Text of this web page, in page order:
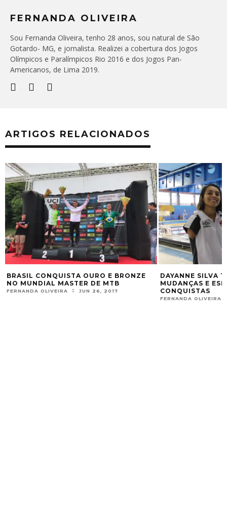
FERNANDA OLIVEIRA
Sou Fernanda Oliveira, tenho 28 anos, sou natural de São
Gotardo- MG, e jornalista. Realizei a cobertura dos Jogos
Olímpicos e Paralímpicos Rio 2016 e dos Jogos Pan-
Americanos, de Lima 2019.
ARTIGOS RELACIONADOS
CONQUISTA OURO E BRONZE
MUNDIAL MASTER DE MTB
OLIVEIRA JUN 26, 2017
DAYANNE SILVA TEVE
MUDANÇAS E
CONQUISTAS
FERNANDA OLIVEIRA